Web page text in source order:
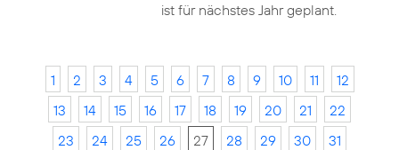
ist für nächstes Jahr geplant.
1 2 3 4 5 6 7 8 9 10 11
12
13
14 15 16 17 18 19 20 21
22
23
24 25 26 27 28 29 30
31